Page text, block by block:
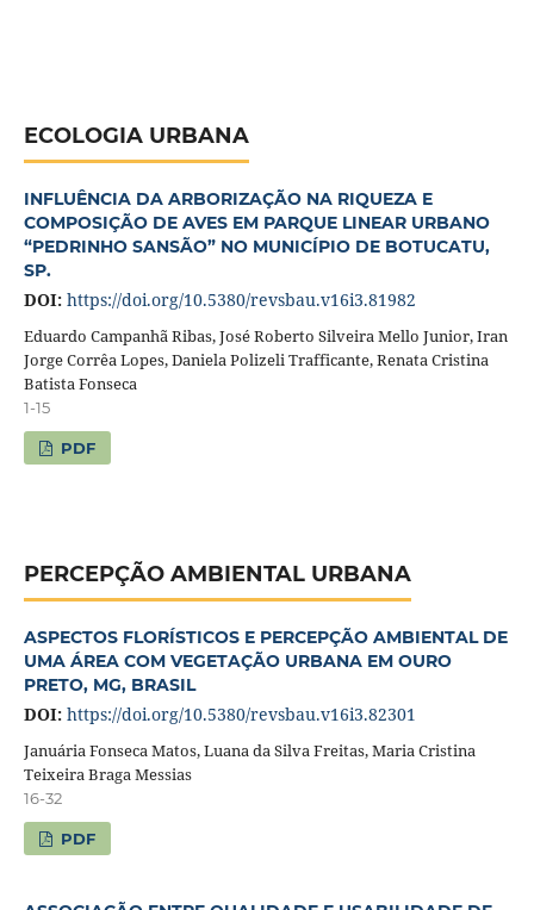
ECOLOGIA URBANA
INFLUÊNCIA DA ARBORIZAÇÃO NA RIQUEZA E
COMPOSIÇÃO DE AVES EM PARQUE LINEAR URBANO
“PEDRINHO SANSÃO” NO MUNICÍPIO DE BOTUCATU,
SP.
DOI: https://doi.org/10.5380/revsbau.v16i3.81982
Eduardo Campanhã Ribas, José Roberto Silveira Mello Junior, Iran
Jorge Corrêa Lopes, Daniela Polizeli Trafficante, Renata Cristina
Batista Fonseca
1-15
PDF
PERCEPÇÃO AMBIENTAL URBANA
ASPECTOS FLORÍSTICOS E PERCEPÇÃO AMBIENTAL DE
UMA ÁREA COM VEGETAÇÃO URBANA EM OURO
PRETO, MG, BRASIL
DOI: https://doi.org/10.5380/revsbau.v16i3.82301
Januária Fonseca Matos, Luana da Silva Freitas, Maria Cristina
Teixeira Braga Messias
16-32
PDF